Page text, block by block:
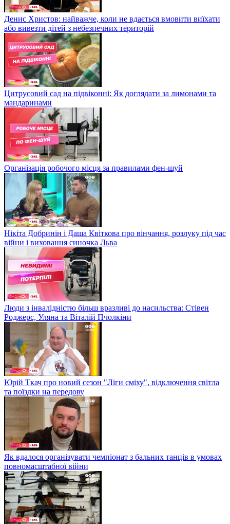
Денис Христов: найважче, коли не вдається вмовити виїхати
або вивезти дітей з небезпечних територій
Цитрусовий сад на підвіконні: Як доглядати за лимонами та
мандаринами
Організація робочого місця за правилами фен-шуй
Нікіта Добринін і Даша Квіткова про вінчання, розлуку під час
війни і виховання синочка Льва
Люди з інвалідністю більш вразливі до насильства: Стівен
Роджерс, Уляна та Віталій Пчолкіни
Юрій Ткач про новий сезон "Ліги сміху", відключення світла
та поїздки на передову
Як вдалося організувати чемпіонат з бальних танців в умовах
повномасштабної війни